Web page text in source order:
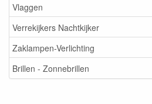
Vlaggen
Verrekijkers Nachtkijker
Zaklampen-Verlichting
Brillen - Zonnebrillen